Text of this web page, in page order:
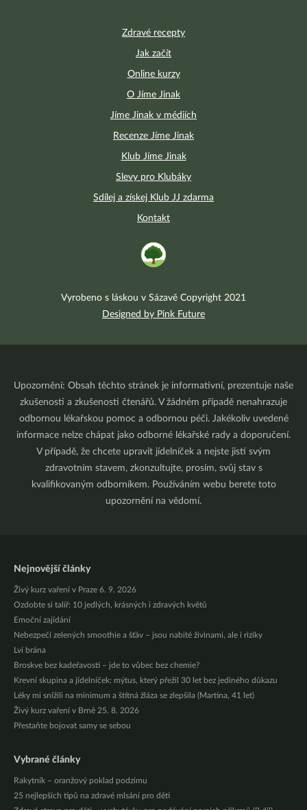
Zdravé recepty
Jak začít
Online kurzy
O Jíme Jinak
Jíme Jinak v médiích
Recenze Jíme Jinak
Klub Jíme Jinak
Slevy pro Klubáky
Sdílej a získej Klub JJ zdarma
Kontakt
Vyrobeno s láskou v Sázavě Copyright 2021
Designed by Pink Future
Upozornění: Obsah těchto stránek je informativní, prezentuje naše
zkušenosti a zkušenosti čtenářů. V žádném případě nenahrazuje
odbornou lékařskou pomoc a odbornou péči. Jakékoliv uvedené
informace nelze chápat jako odborné lékařské rady a doporučení.
V případě, že chcete upravit jídelníček a nejste jistí svým
zdravotním stavem, zkonzultujte, prosím, svůj stav s
kvalifikovaným odborníkem. Používáním webu berete toto
upozornění na vědomí.
Nejnovější články
Živý kurz vaření v Praze 6. 9. 2026
Ozdobte si talíř: 10 jedlých, krásných i zdravých květů
Emoční zajídání
Nebezpečí zelených smoothie a šťáv – jsou nabité živinami, ale i riziky
Lví brána
Broskve bez kadeřavosti – jde to vůbec bez chemie?
Krevní skupina a jídelníček: mýtus, který přežil 30 let bez jediného důkazu
Léky mi snížili na minimum a štítná žláza se zlepšila (Martina, 41 let)
Živý kurz vaření v Brně 25. 8. 2026
Přestaňte bojovat samy se sebou
Vybrané články
Rakytník – oranžový poklad podzimu
25 nejlepších tipů na zdravé mlsání pro děti